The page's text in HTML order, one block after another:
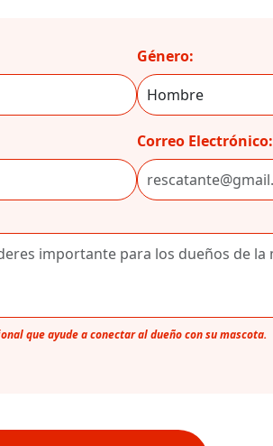
Género:
Correo Electrónico:
que ayude a conectar al dueño con su mascota.